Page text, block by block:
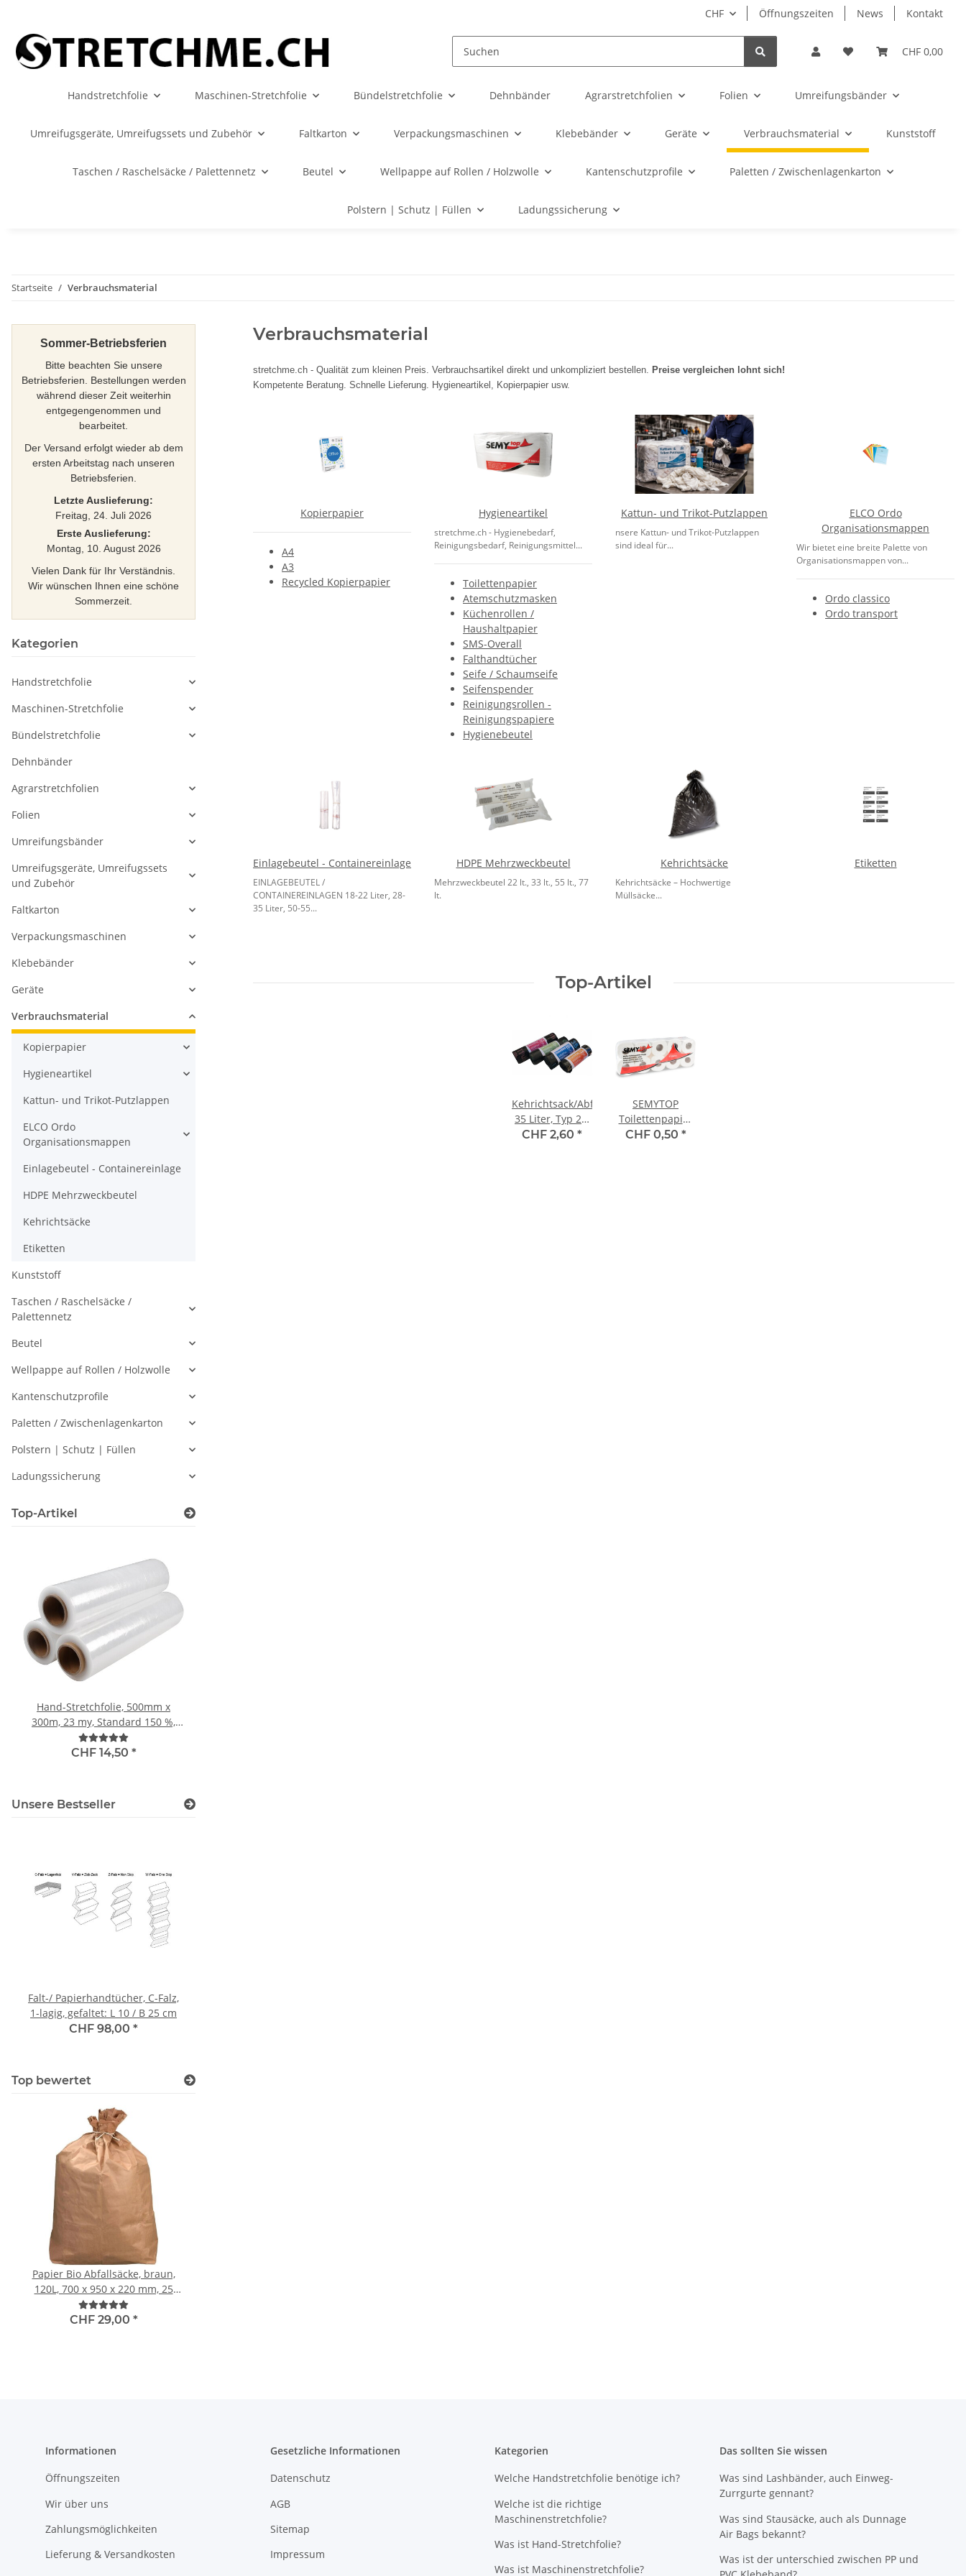
CHF Öffnungszeiten News Kontakt
CHF 0,00
Handstretchfolie Maschinen-Stretchfolie Bündelstretchfolie Dehnbänder Agrarstretchfolien Folien Umreifungsbänder
Umreifugsgeräte, Umreifugssets und Zubehör Faltkarton Verpackungsmaschinen Klebebänder Geräte Verbrauchsmaterial Kunststoff
Taschen / Raschelsäcke / Palettennetz Beutel Wellpappe auf Rollen / Holzwolle Kantenschutzprofile Paletten / Zwischenlagenkarton
Polstern | Schutz | Füllen Ladungssicherung
Startseite Verbrauchsmaterial
Verbrauchsmaterial
stretchme.ch - Qualität zum kleinen Preis. Verbrauchsartikel direkt und unkompliziert bestellen. Preise vergleichen lohnt sich!
Kompetente Beratung. Schnelle Lieferung. Hygieneartikel, Kopierpapier usw.
Kopierpapier
A4
A3
Recycled Kopierpapier
Hygieneartikel
stretchme.ch - Hygienebedarf,
Reinigungsbedarf, Reinigungsmittel...
Toilettenpapier
Atemschutzmasken
Küchenrollen /
Haushaltpapier
SMS-Overall
Falthandtücher
Seife / Schaumseife
Seifenspender
Reinigungsrollen -
Reinigungspapiere
Hygienebeutel
Kattun- und Trikot-Putzlappen
nsere Kattun- und Trikot-Putzlappen
sind ideal für...
ELCO Ordo
Organisationsmappen
Wir bietet eine breite Palette von
Organisationsmappen von...
Ordo classico
Ordo transport
Einlagebeutel - Containereinlage
EINLAGEBEUTEL /
CONTAINEREINLAGEN 18-22 Liter, 28-
35 Liter, 50-55...
HDPE Mehrzweckbeutel
Mehrzweckbeutel 22 lt., 33 lt., 55 lt., 77
lt.
Kehrichtsäcke
Kehrichtsäcke – Hochwertige
Müllsäcke...
Etiketten
Top-Artikel
Kehrichtsack/Abfallsack
35 Liter, Typ 20,
20 Säcke/Rolle,
CHF 2,60 *
SEMYTOP
Toilettenpapier
4-lagig
CHF 0,50 *
Sommer-Betriebsferien
Bitte beachten Sie unsere
Betriebsferien. Bestellungen werden
während dieser Zeit weiterhin
entgegengenommen und
bearbeitet.
Der Versand erfolgt wieder ab dem
ersten Arbeitstag nach unseren
Betriebsferien.
Letzte Auslieferung:
Freitag, 24. Juli 2026
Erste Auslieferung:
Montag, 10. August 2026
Vielen Dank für Ihr Verständnis.
Wir wünschen Ihnen eine schöne
Sommerzeit.
Kategorien
Handstretchfolie
Maschinen-Stretchfolie
Bündelstretchfolie
Dehnbänder
Agrarstretchfolien
Folien
Umreifungsbänder
Umreifugsgeräte, Umreifugssets
und Zubehör
Faltkarton
Verpackungsmaschinen
Klebebänder
Geräte
Verbrauchsmaterial
Kopierpapier
Hygieneartikel
Kattun- und Trikot-Putzlappen
ELCO Ordo
Organisationsmappen
Einlagebeutel - Containereinlage
HDPE Mehrzweckbeutel
Kehrichtsäcke
Etiketten
Kunststoff
Taschen / Raschelsäcke /
Palettennetz
Beutel
Wellpappe auf Rollen / Holzwolle
Kantenschutzprofile
Paletten / Zwischenlagenkarton
Polstern | Schutz | Füllen
Ladungssicherung
Top-Artikel
Hand-Stretchfolie, 500mm x
300m, 23 my, Standard 150 %,
transparent
CHF 14,50 *
Unsere Bestseller
Falt-/ Papierhandtücher, C-Falz,
1-lagig, gefaltet: L 10 / B 25 cm
CHF 98,00 *
Top bewertet
Papier Bio Abfallsäcke, braun,
120L, 700 x 950 x 220 mm, 25
Stück pro Pack
CHF 29,00 *
Informationen
Öffnungszeiten
Wir über uns
Zahlungsmöglichkeiten
Lieferung & Versandkosten
Gesetzliche Informationen
Datenschutz
AGB
Sitemap
Impressum
Kategorien
Welche Handstretchfolie benötige ich?
Welche ist die richtige
Maschinenstretchfolie?
Was ist Hand-Stretchfolie?
Was ist Maschinenstretchfolie?
Das sollten Sie wissen
Was sind Lashbänder, auch Einweg-
Zurrgurte gennant?
Was sind Stausäcke, auch als Dunnage
Air Bags bekannt?
Was ist der unterschied zwischen PP und